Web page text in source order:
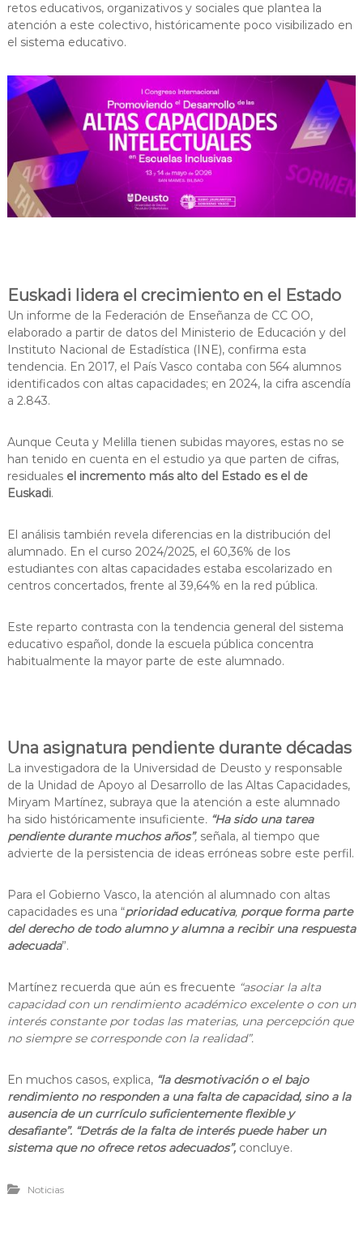
retos educativos, organizativos y sociales que plantea la
atención a este colectivo, históricamente poco visibilizado en
el sistema educativo.
Euskadi lidera el crecimiento en el Estado
Un informe de la Federación de Enseñanza de CC OO,
elaborado a partir de datos del Ministerio de Educación y del
Instituto Nacional de Estadística (INE), confirma esta
tendencia. En 2017, el País Vasco contaba con 564 alumnos
identificados con altas capacidades; en 2024, la cifra ascendía
a 2.843.
Aunque Ceuta y Melilla tienen subidas mayores, estas no se
han tenido en cuenta en el estudio ya que parten de cifras,
residuales el incremento más alto del Estado es el de
Euskadi.
El análisis también revela diferencias en la distribución del
alumnado. En el curso 2024/2025, el 60,36% de los
estudiantes con altas capacidades estaba escolarizado en
centros concertados, frente al 39,64% en la red pública.
Este reparto contrasta con la tendencia general del sistema
educativo español, donde la escuela pública concentra
habitualmente la mayor parte de este alumnado.
Una asignatura pendiente durante décadas
La investigadora de la Universidad de Deusto y responsable
de la Unidad de Apoyo al Desarrollo de las Altas Capacidades,
Miryam Martínez, subraya que la atención a este alumnado
ha sido históricamente insuficiente.“Ha sido una tarea
pendiente durante muchos años”,señala, al tiempo que
advierte de la persistencia de ideas erróneas sobre este perfil.
Para el Gobierno Vasco, la atención al alumnado con altas
capacidades es una “prioridad educativa,porque forma parte
del derecho de todo alumno y alumna a recibir una respuesta
adecuada”.
Martínez recuerda que aún es frecuente “asociar la alta
capacidad con un rendimiento académico excelente o con un
interés constante por todas las materias, una percepción que
no siempre se corresponde con la realidad”.
En muchos casos, explica, “la desmotivación o el bajo
rendimiento no responden a una falta de capacidad, sino a la
ausencia de un currículo suficientemente flexible y
desafiante”. “Detrás de la falta de interés puede haber un
sistema que no ofrece retos adecuados”,concluye.
Noticias